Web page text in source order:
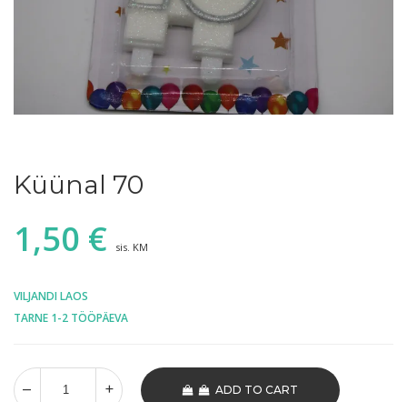
Küünal 70
1,50 € sis. KM
VILJANDI LAOS
TARNE 1-2 TÖÖPÄEVA
ADD TO CART